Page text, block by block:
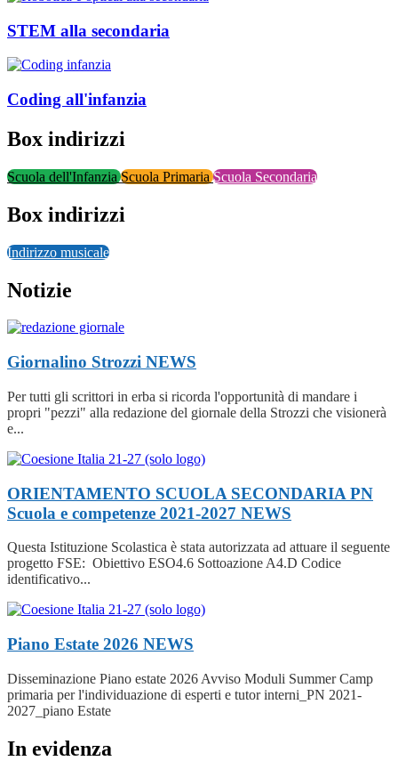
STEM alla secondaria
Coding all'infanzia
Box indirizzi
Scuola dell'InfanziaScuola PrimariaScuola Secondaria
Box indirizzi
Indirizzo musicale
Notizie
Giornalino Strozzi NEWS
Per tutti gli scrittori in erba si ricorda l'opportunità di mandare i
propri "pezzi" alla redazione del giornale della Strozzi che visionerà
e...
ORIENTAMENTO SCUOLA SECONDARIA PN
Scuola e competenze 2021-2027 NEWS
Questa Istituzione Scolastica è stata autorizzata ad attuare il seguente
progetto FSE: Obiettivo ESO4.6 Sottoazione A4.D Codice
identificativo...
Piano Estate 2026 NEWS
Disseminazione Piano estate 2026 Avviso Moduli Summer Camp
primaria per l'individuazione di esperti e tutor interni_PN 2021-
2027_piano Estate
In evidenza